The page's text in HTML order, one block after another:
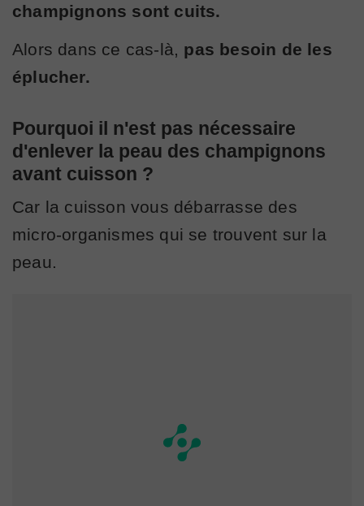
champignons sont cuits.
Alors dans ce cas-là, pas besoin de les
éplucher.
Pourquoi il n'est pas nécessaire
d'enlever la peau des champignons
avant cuisson ?
Car la cuisson vous débarrasse des
micro-organismes qui se trouvent sur la
peau.